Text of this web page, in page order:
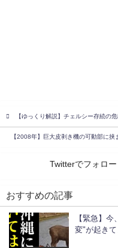
【ゆっくり解説】チェルシー存続の
【2008年】巨大皮剥き機の可動部に
Twitterでフォロー
おすすめの記事
【緊急】
変"が起き